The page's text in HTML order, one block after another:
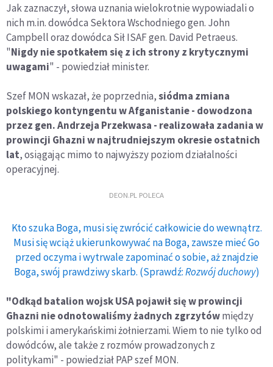
Jak zaznaczył, słowa uznania wielokrotnie wypowiadali o
nich m.in. dowódca Sektora Wschodniego gen. John
Campbell oraz dowódca Sił ISAF gen. David Petraeus.
"Nigdy nie spotkałem się z ich strony z krytycznymi
uwagami" - powiedział minister.
Szef MON wskazał, że poprzednia,siódma zmiana
polskiego kontyngentu w Afganistanie - dowodzona
przez gen. Andrzeja Przekwasa - realizowała zadania w
prowincji Ghazni w najtrudniejszym okresie ostatnich
lat, osiągając mimo to najwyższy poziom działalności
operacyjnej.
DEON.PL POLECA
Kto szuka Boga, musi się zwrócić całkowicie do wewnątrz.
Musi się wciąż ukierunkowywać na Boga, zawsze mieć Go
przed oczyma i wytrwale zapominać o sobie, aż znajdzie
Boga, swój prawdziwy skarb. (Sprawdź:Rozwój duchowy)
"Odkąd batalion wojsk USA pojawił się w prowincji
Ghazni nie odnotowaliśmy żadnych zgrzytówmiędzy
polskimi i amerykańskimi żołnierzami. Wiem to nie tylko od
dowódców, ale także z rozmów prowadzonych z
politykami" - powiedział PAP szef MON.